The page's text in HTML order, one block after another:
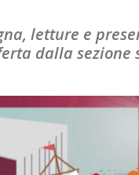
letture e
dalla sezione